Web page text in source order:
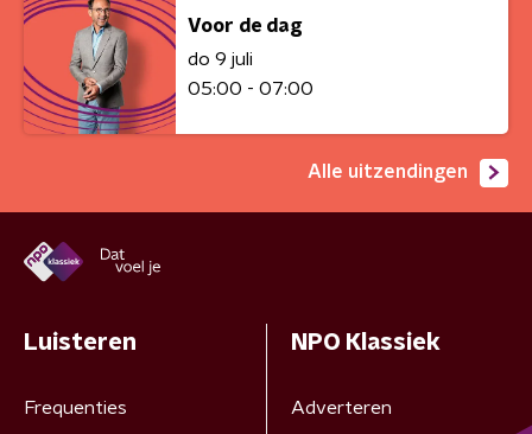
Voor de dag
do 9 juli
05:00 - 07:00
Alle uitzendingen
Luisteren
Frequenties
NPO Klassiek
Adverteren